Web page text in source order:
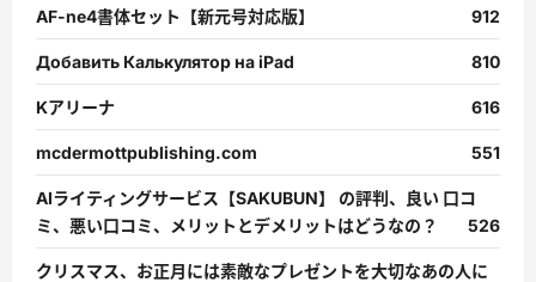
AF-ne4書体セット【新元号対応版】 912
Добавить Калькулятор на iPad 810
Kアリーナ 616
mcdermottpublishing.com 551
AIライティングサービス【SAKUBUN】 の評判、良い 口コ
ミ、悪い口コミ、メリットとデメリットはどうなの？
526
クリスマス、お正月には素敵なプレゼントを大切なあの人に